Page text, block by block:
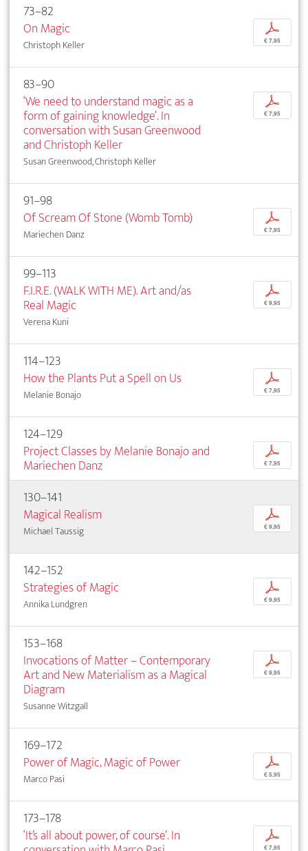
73–82
On Magic
Christoph Keller
p
€ 7,95
83–90
‘We need to understand magic as a
form of gaining knowledge’. In
conversation with Susan Greenwood
and Christoph Keller
Susan Greenwood, Christoph Keller
p
€ 7,95
91–98
Of Scream Of Stone (Womb Tomb)
Mariechen Danz
p
€ 7,95
99–113
F.I.R.E. (WALK WITH ME). Art and/as
Real Magic
Verena Kuni
p
€ 9,95
114–123
How the Plants Put a Spell on Us
Melanie Bonajo
p
€ 7,95
124–129
Project Classes by Melanie Bonajo and
Mariechen Danz
p
€ 7,95
130–141
Magical Realism
Michael Taussig
p
€ 9,95
142–152
Strategies of Magic
Annika Lundgren
p
€ 9,95
153–168
Invocations of Matter – Contemporary
Art and New Materialism as a Magical
Diagram
Susanne Witzgall
p
€ 9,95
169–172
Power of Magic, Magic of Power
Marco Pasi
p
€ 5,95
173–178
‘It’s all about power, of course’. In
p
€ 7,95